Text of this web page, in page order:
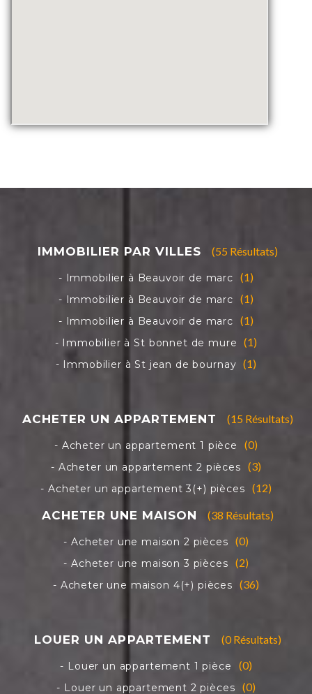
(55 Résultats)
(1)
(1)
(1)
(1)
(1)
(15 Résultats)
(0)
(3)
(12)
(38 Résultats)
(0)
(2)
(36)
(0 Résultats)
(0)
(0)